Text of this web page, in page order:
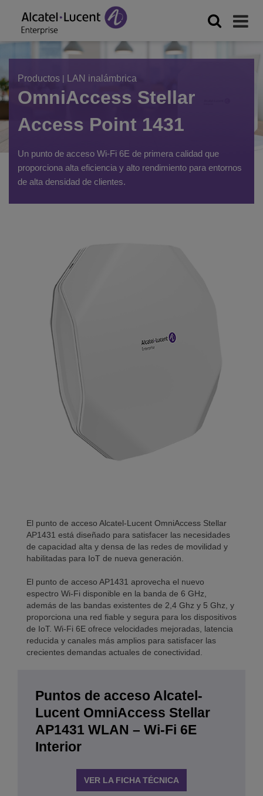
Productos | LAN inalámbrica
OmniAccess Stellar
Access Point 1431
Un punto de acceso Wi-Fi 6E de primera calidad que
proporciona alta eficiencia y alto rendimiento para entornos
de alta densidad de clientes.
El punto de acceso Alcatel-Lucent OmniAccess Stellar
AP1431 está diseñado para satisfacer las necesidades
de capacidad alta y densa de las redes de movilidad y
habilitadas para IoT de nueva generación.
El punto de acceso AP1431 aprovecha el nuevo
espectro Wi-Fi disponible en la banda de 6 GHz,
además de las bandas existentes de 2,4 Ghz y 5 Ghz, y
proporciona una red fiable y segura para los dispositivos
de IoT. Wi-Fi 6E ofrece velocidades mejoradas, latencia
reducida y canales más amplios para satisfacer las
crecientes demandas actuales de conectividad.
Puntos de acceso Alcatel-
Lucent OmniAccess Stellar
AP1431 WLAN – Wi-Fi 6E
Interior
VER LA FICHA TÉCNICA